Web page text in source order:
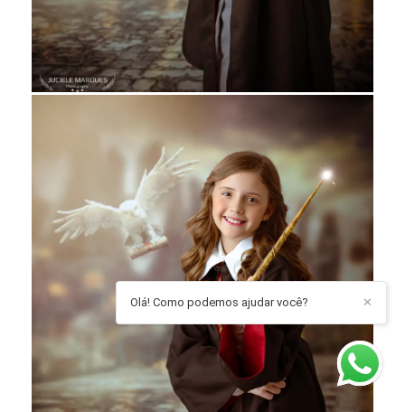
✕
Olá! Como podemos ajudar você?